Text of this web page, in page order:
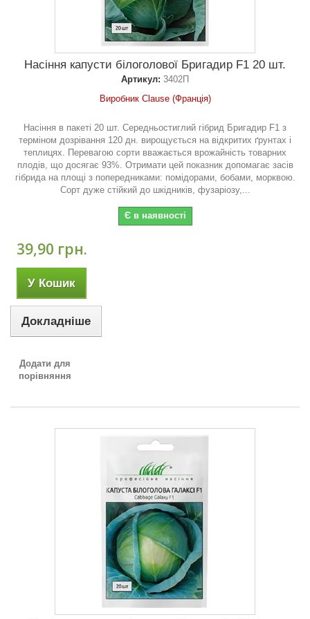
Насіння капусти білоголової Бригадир F1 20 шт.
Артикул: 3402П
Виробник Clause (Франція)
Насіння в пакеті 20 шт. Середньостиглий гібрид Бригадир F1 з
терміном дозрівання 120 дн. вирощується на відкритих ґрунтах і
теплицях. Перевагою сорти вважається врожайність товарних
плодів, що досягає 93%. Отримати цей показник допомагає засів
гібрида на площі з попередниками: помідорами, бобами, морквою.
Сорт дуже стійкий до шкідників, фузаріозу,...
Є в наявності
39,90 грн.
У Кошик
Докладніше
Додати для
порівняння